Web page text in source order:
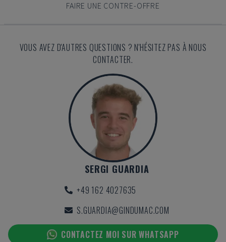
FAIRE UNE CONTRE-OFFRE
VOUS AVEZ D'AUTRES QUESTIONS ? N'HÉSITEZ PAS À NOUS
CONTACTER.
SERGI GUARDIA
+49 162 4027635
S.GUARDIA@GINDUMAC.COM
CONTACTEZ MOI SUR WHATSAPP